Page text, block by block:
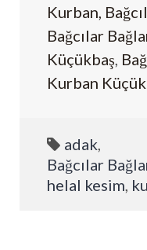
Kurban,
Bağcılar
Küçükbaş,
Kurban
adak,
Bağcılar
helal kesim,